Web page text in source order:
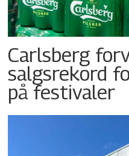
Carlsberg
salgsrekord
på festivaler